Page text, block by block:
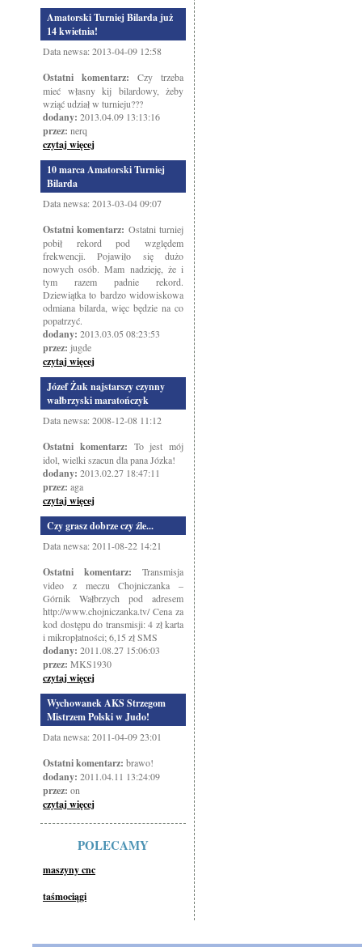
Amatorski Turniej Bilarda już
14 kwietnia!
Data newsa: 2013-04-09 12:58
Ostatni komentarz: Czy trzeba
mieć własny kij bilardowy, żeby
wziąć udział w turnieju???
dodany: 2013.04.09 13:13:16
przez: nerq
czytaj więcej
10 marca Amatorski Turniej
Bilarda
Data newsa: 2013-03-04 09:07
Ostatni komentarz: Ostatni turniej
pobił rekord pod względem
frekwencji. Pojawiło się dużo
nowych osób. Mam nadzieję, że i
tym razem padnie rekord.
Dziewiątka to bardzo widowiskowa
odmiana bilarda, więc będzie na co
popatrzyć.
dodany: 2013.03.05 08:23:53
przez: jugde
czytaj więcej
Józef Żuk najstarszy czynny
wałbrzyski maratończyk
Data newsa: 2008-12-08 11:12
Ostatni komentarz: To jest mój
idol, wielki szacun dla pana Józka!
dodany: 2013.02.27 18:47:11
przez: aga
czytaj więcej
Czy grasz dobrze czy źle...
Data newsa: 2011-08-22 14:21
Ostatni komentarz: Transmisja
video z meczu Chojniczanka –
Górnik Wałbrzych pod adresem
http://www.chojniczanka.tv/ Cena za
kod dostępu do transmisji: 4 zł karta
i mikropłatności; 6,15 zł SMS
dodany: 2011.08.27 15:06:03
przez: MKS1930
czytaj więcej
Wychowanek AKS Strzegom
Mistrzem Polski w Judo!
Data newsa: 2011-04-09 23:01
Ostatni komentarz: brawo!
dodany: 2011.04.11 13:24:09
przez: on
czytaj więcej
POLECAMY
maszyny cnc
taśmociągi